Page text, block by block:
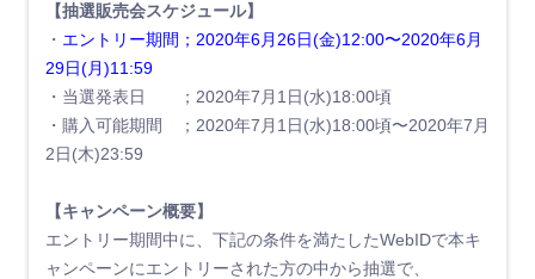
【抽選販売会スケジュール】
・ エントリー期間；2020年6月26日(金)12:00〜2020年6月
29日(月)11:59
・当選発表日 ；2020年7月1日(水)18:00頃
・購入可能期間 ；2020年7月1日(水)18:00頃〜2020年7月
2日(木)23:59
【キャンペーン概要】
エントリー期間中に、下記の条件を満たしたWebIDで本キ
ャンペーンにエントリーされた方の中から抽選で、